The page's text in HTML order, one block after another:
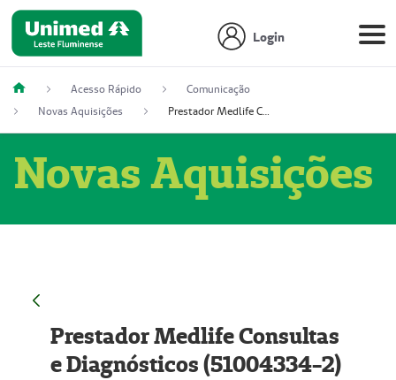
Login
Acesso Rápido
Comunicação
Novas Aquisições
Prestador Medlife Consultas e Diagnósticos (51004334-2)
Novas Aquisições
Prestador Medlife Consultas
e Diagnósticos (51004334-2)